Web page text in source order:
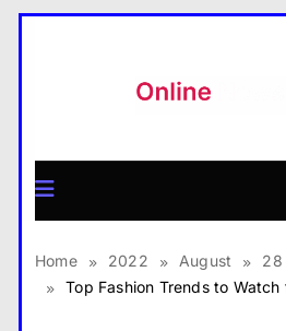
Home 2022 August
28
Top Fashion Trends to